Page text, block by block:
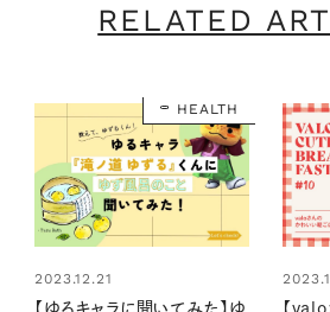
RELATED
HEALTH
2023.12.21
【ゆるキャラに聞いてみた】ゆ
【